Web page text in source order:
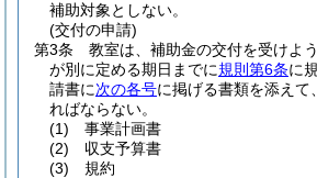
補助対象としない。
(交付の申請)
第3条
教室は、補助金の交付を受けよ
が別に定める期日までに規則第6条に
請書に次の各号に掲げる書類を添えて
ればならない。
(1)
事業計画書
(2)
収支予算書
(3)
規約